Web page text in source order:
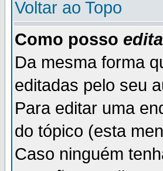
Voltar ao Topo
Como posso
Da mesma forma
editadas pelo seu
Para editar uma
do tópico (esta
Caso ninguém